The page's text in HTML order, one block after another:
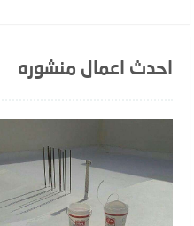
احدث اعمال منشوره